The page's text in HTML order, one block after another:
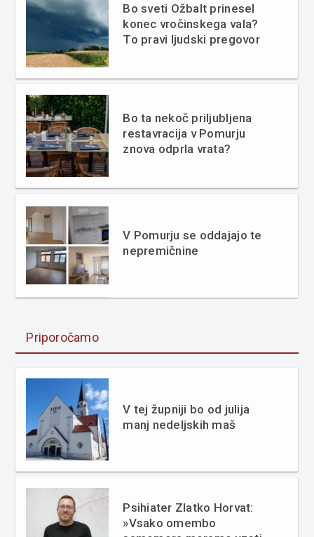
Bo sveti Ožbalt prinesel
konec vročinskega vala?
To pravi ljudski pregovor
Bo ta nekoč priljubljena
restavracija v Pomurju
znova odprla vrata?
V Pomurju se oddajajo te
nepremičnine
Priporočamo
V tej župniji bo od julija
manj nedeljskih maš
Psihiater Zlatko Horvat:
»Vsako omembo